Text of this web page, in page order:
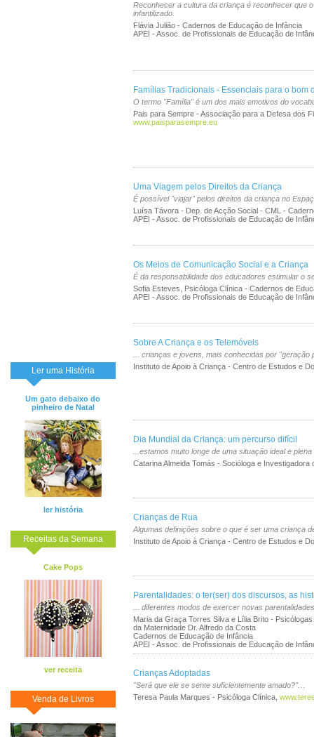
Ler uma História
Um gato debaixo do
pinheiro de Natal
ler história
Receitas da Semana
Cake Pops
ver receita
Venda de Livros
Reconhecer a cultura da criança é reconhecer que
infantilizado.
Flávia Julião - Cadernos de Educação de Infância
APEI - Assoc. de Profissionais de Educação de
Famílias Tradicionais - Essenciais para o bom
O termo "Família" é um dos mais emotivos do
Pais para Sempre - Associação para a Defesa dos
www.paisparasempre.eu
Uma Viagem pelos Direitos da Criança
É possível "viajar" pelos direitos da criança no
Luísa Távora - Dep. de Acção Social - CML -
APEI - Assoc. de Profissionais de Educação de
Os Meios de Comunicação Social e a Criança
É da responsabilidade dos educadores estimular o
Sofia Esteves, Psicóloga Clínica - Cadernos de
APEI - Assoc. de Profissionais de Educação de
Sobre A Criança e os Telemóveis
... crianças e jovens, mais conhecidas por
Instituto de Apoio à Criança - Centro de Estudos e
Dia Mundial da Criança: um percurso difícil
...estamos muito longe de uma situação ideal e
Catarina Almeida Tomás - Socióloga e Investigadora
Crianças de Rua
Algumas definições sobre o que é ser uma criança
Instituto de Apoio à Criança - Centro de Estudos e
Parentalidades: o ter(ser) dos discursos, as
... diferentes modos de exercer novas
Maria da Graça Torres Silva e Lília Brito -
da Maternidade Dr. Alfredo da Costa
Cadernos de Educação de Infância
APEI - Assoc. de Profissionais de Educação de
Crianças Adoptadas
"Será que ele se sente suficientemente amado?"…
Teresa Paula Marques - Psicóloga Clínica,